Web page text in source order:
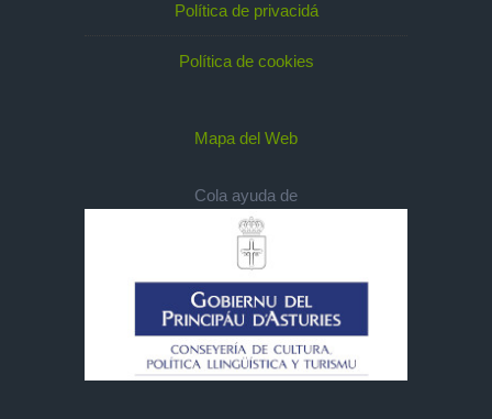
Política de privacidá
Política de cookies
Mapa del Web
Cola ayuda de